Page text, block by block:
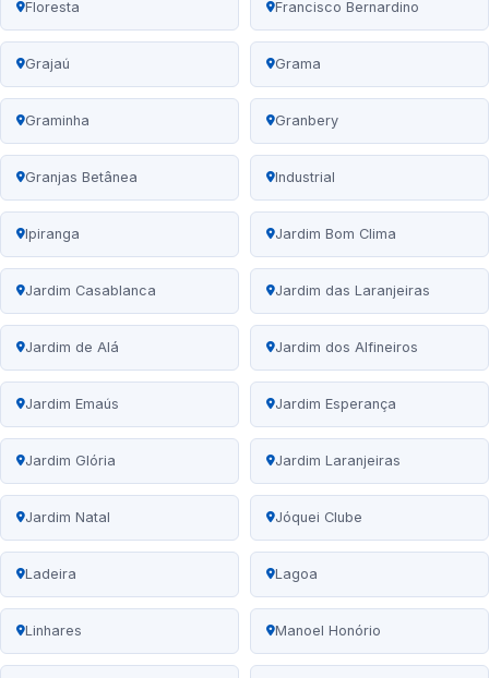
Floresta Francisco Bernardino
Grajaú Grama
Graminha Granbery
Granjas Betânea Industrial
Ipiranga Jardim Bom Clima
Jardim Casablanca Jardim das Laranjeiras
Jardim de Alá Jardim dos Alfineiros
Jardim Emaús Jardim Esperança
Jardim Glória Jardim Laranjeiras
Jardim Natal Jóquei Clube
Ladeira Lagoa
Linhares Manoel Honório